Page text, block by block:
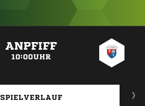
ANPFIFF
10:00UHR
SPIELVERLAUF